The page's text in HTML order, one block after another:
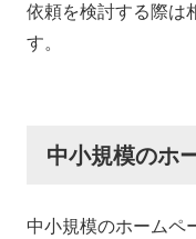
依頼を検討する際は
す。
中小規模のホ
中小規模のホームペ